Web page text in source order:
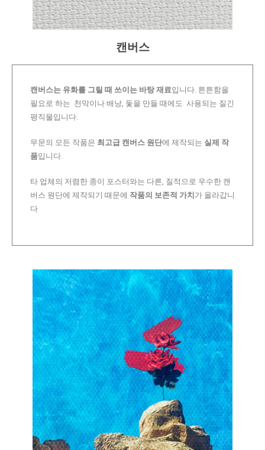
캔버스
캔버스는 유화를 그릴 때 쓰이는 바탕 재료입니다. 튼튼함을
필요로 하는 천막이나 배낭, 돛을 만들 때에도 사용되는 질긴
평직물입니다.
무문의 모든 작품은 최고급 캔버스 원단에 제작되는 실제 작
품입니다.
타 업체의 저렴한 종이 포스터와는 다른, 질적으로 우수한 캔
버스 원단에 제작되기 때문에 작품의 보존적 가치 가 올라갑니
다